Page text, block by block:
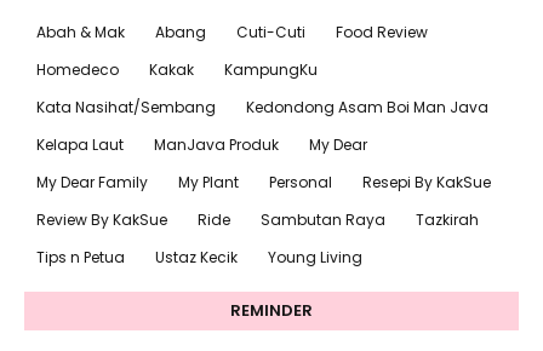
Abah & Mak Abang Cuti-Cuti
Food Review
Homedeco
Kakak
KampungKu
Kata Nasihat/Sembang
Kedondong Asam Boi Man Java
Kelapa Laut
ManJava Produk
My Dear
My Dear Family
My Plant Personal
Resepi By KakSue
Review By KakSue
Ride Sambutan Raya
Tazkirah
Tips n Petua
Ustaz Kecik Young Living
REMINDER